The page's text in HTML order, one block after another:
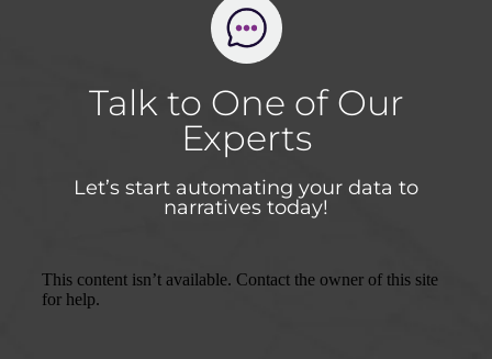
Talk to One of Our
Experts
Let’s start automating your data to
narratives today!